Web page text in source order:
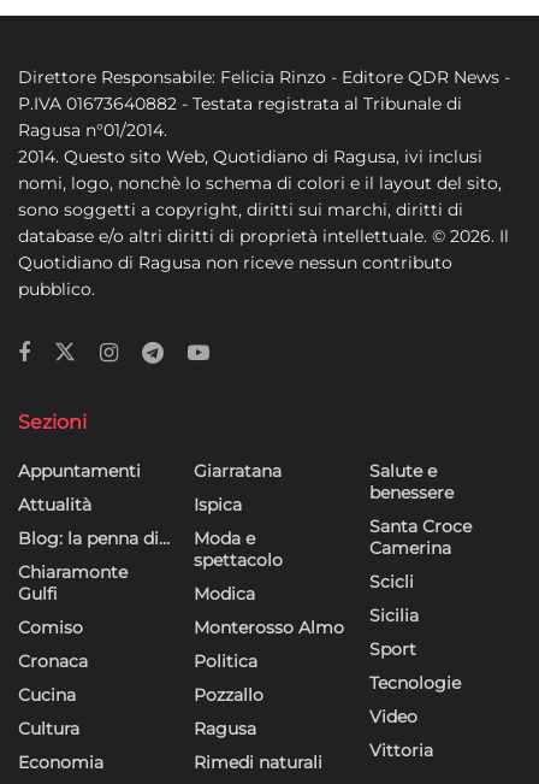
Direttore Responsabile: Felicia Rinzo - Editore QDR News -
P.IVA 01673640882 - Testata registrata al Tribunale di
Ragusa n°01/2014.
2014. Questo sito Web, Quotidiano di Ragusa, ivi inclusi
nomi, logo, nonchè lo schema di colori e il layout del sito,
sono soggetti a copyright, diritti sui marchi, diritti di
database e/o altri diritti di proprietà intellettuale. © 2026. Il
Quotidiano di Ragusa non riceve nessun contributo
pubblico.
Sezioni
Appuntamenti
Attualità
Blog: la penna di…
Chiaramonte
Gulfi
Comiso
Cronaca
Cucina
Cultura
Economia
Giarratana
Ispica
Moda e
spettacolo
Modica
Monterosso Almo
Politica
Pozzallo
Ragusa
Rimedi naturali
Salute e
benessere
Santa Croce
Camerina
Scicli
Sicilia
Sport
Tecnologie
Video
Vittoria